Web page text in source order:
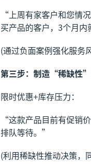
“上周有家客户和您情
买产品的客户，3个月内
(通过负面案例强化服务
第三步：制造“稀缺性
限时优惠+库存压力：
“这款产品目前有促销
排队等待。”
(利用稀缺性推动决策